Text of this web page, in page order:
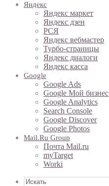
Яндекс
Яндекс маркет
Яндекс дзен
РСЯ
Яндекс вебмастер
Турбо-страницы
Яндекс диалоги
Яндекс касса
Google
Google Ads
Google Мой бизнес
Google Analytics
Search Console
Google Discover
Google Photos
Mail.ru Group
Почта Mail.ru
myTarget
Worki